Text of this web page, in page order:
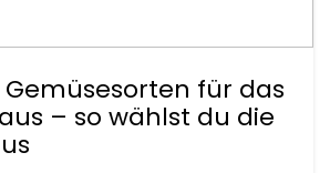
Gemüsesorten für das
– so wählst du die